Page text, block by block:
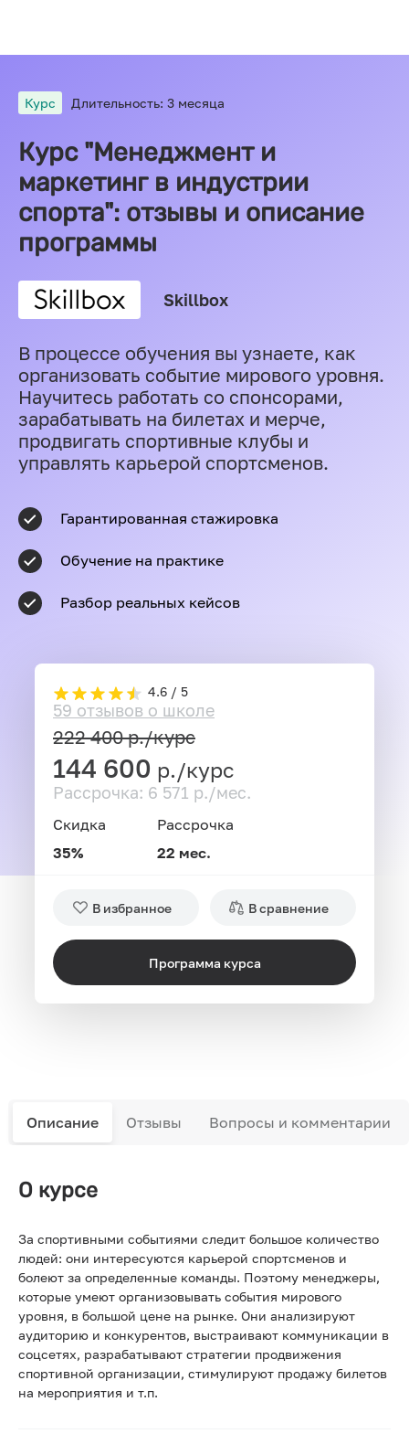
Курс Длительность: 3 месяца
Курс "Менеджмент и
маркетинг в индустрии
спорта": отзывы и описание
программы
Skillbox
В процессе обучения вы узнаете, как
организовать событие мирового уровня.
Научитесь работать со спонсорами,
зарабатывать на билетах и мерче,
продвигать спортивные клубы и
управлять карьерой спортсменов.
Гарантированная стажировка
Обучение на практике
Разбор реальных кейсов
4.6 / 5
59 отзывов о школе
222 400р./курс
144 600 р./курс
Рассрочка: 6 571 р./мес.
Скидка
35%
Рассрочка
22 мес.
В избранное В сравнение
Программа курса
Описание Отзывы Вопросы и комментарии
О курсе
За спортивными событиями следит большое количество
людей: они интересуются карьерой спортсменов и
болеют за определенные команды. Поэтому менеджеры,
которые умеют организовывать события мирового
уровня, в большой цене на рынке. Они анализируют
аудиторию и конкурентов, выстраивают коммуникации в
соцсетях, разрабатывают стратегии продвижения
спортивной организации, стимулируют продажу билетов
на мероприятия и т.п.